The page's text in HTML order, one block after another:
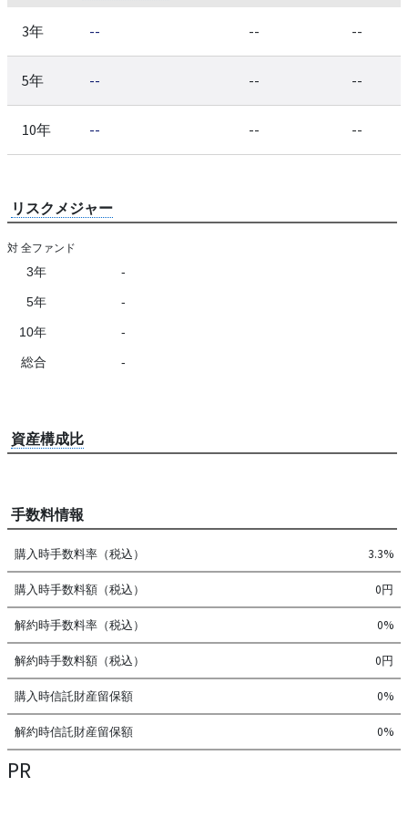
3年 -- -- --
5年 -- -- --
10年 -- -- --
リスクメジャー
対 全ファンド
3年 -
5年 -
10年 -
総合 -
資産構成比
手数料情報
購入時手数料率（税込） 3.3%
購入時手数料額（税込） 0円
解約時手数料率（税込） 0%
解約時手数料額（税込） 0円
購入時信託財産留保額 0%
解約時信託財産留保額 0%
PR